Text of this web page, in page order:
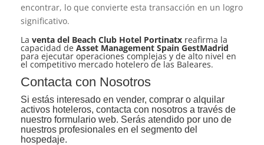
encontrar, lo que convierte esta transacción en un logro
significativo.
La venta del Beach Club Hotel Portinatx reafirma la
capacidad de Asset Management Spain GestMadrid
para ejecutar operaciones complejas y de alto nivel en
el competitivo mercado hotelero de las Baleares.
Contacta con Nosotros
Si estás interesado en vender, comprar o alquilar
activos hoteleros, contacta con nosotros a través de
nuestro formulario web. Serás atendido por uno de
nuestros profesionales en el segmento del
hospedaje.